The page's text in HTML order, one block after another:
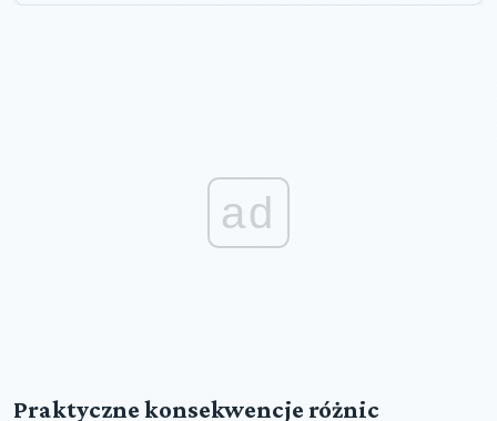
ad
Praktyczne konsekwencje różnic